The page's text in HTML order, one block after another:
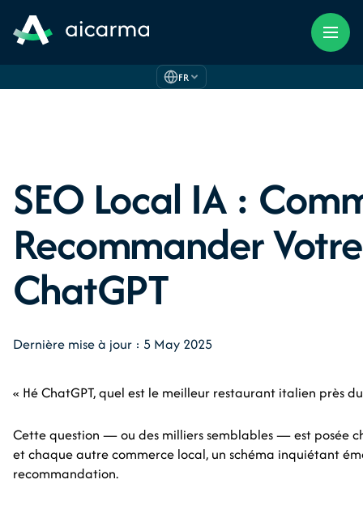
FR
SEO Local IA :
Recommander
ChatGPT
Dernière mise à jour : 5 May 2025
« Hé ChatGPT, quel est le meilleur restaurant italien près
Cette question — ou des milliers semblables — est posée
et chaque autre commerce local, un schéma inquiétant
recommandation.